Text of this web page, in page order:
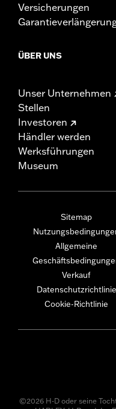
Versicherungen
ÜBER UNS
Unser Unternehmen
Stellen
Investoren
Händler werden
Werksführungen
Museum
Sitemap
Allgemeine
Verkauf
Datenschutzrichtlinie
Cookie-Richtlinie
©2026 H-D oder seine